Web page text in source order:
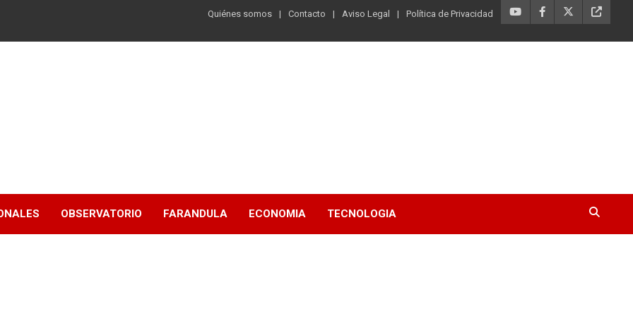
Quiénes somos Contacto Aviso Legal Política de Privacidad
OBSERVATORIO FARANDULA ECONOMIA TECNOLOGIA